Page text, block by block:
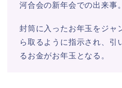
河合会の新年会での出来事。
封筒に入ったお年玉をジャ
ら取るように指示され、引
るお金がお年玉となる。